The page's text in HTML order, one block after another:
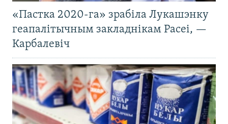
«Пастка 2020-га» зрабіла Лукашэнку
геапалітычным закладнікам Расеі, —
Карбалевіч